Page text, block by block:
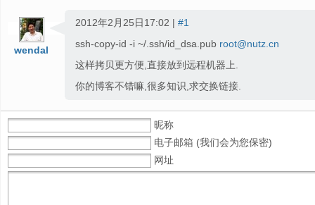
wendal
2012年2月25日17:02 | #1
ssh-copy-id -i ~/.ssh/id_dsa.pub root@nutz.cn
这样拷贝更方便,直接放到远程机器上.
你的博客不错嘛,很多知识,求交换链接.
昵称
电子邮箱 (我们会为您保密)
网址